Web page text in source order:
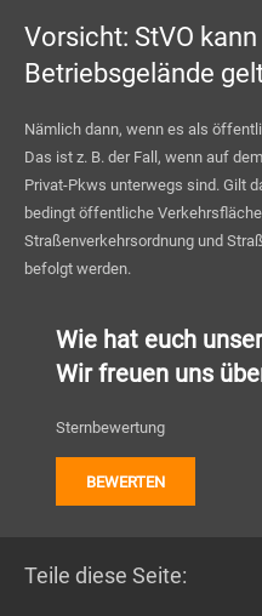
Vorsicht: StVO
Betriebsgelände
Nämlich dann, wenn es als
Das ist z. B. der Fall, wenn auf
Privat-Pkws unterwegs sind. Gilt
bedingt öffentliche
Straßenverkehrsordnung und
befolgt werden.
Wie hat euch
Wir freuen uns
Sternbewertung
Teile diese Seite: